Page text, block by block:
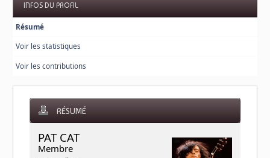
INFOS DU PROFIL
Résumé
Voir les statistiques
Voir les contributions
RÉSUMÉ
PAT CAT
Membre